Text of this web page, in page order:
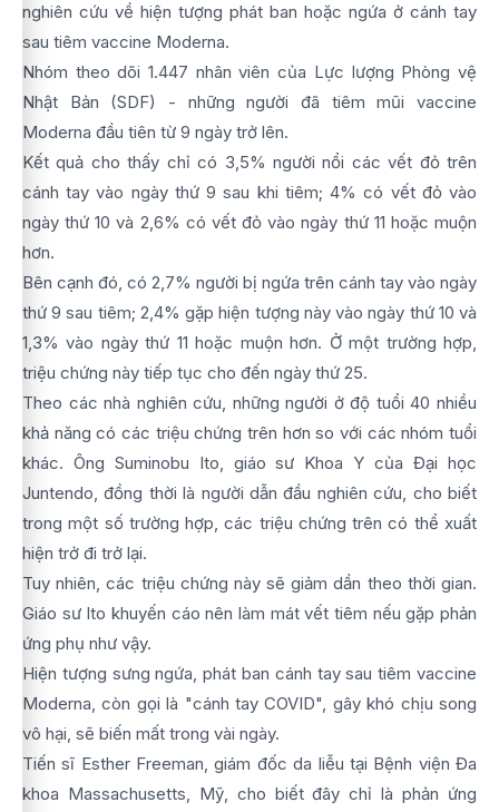
nghiên cứu về hiện tượng phát ban hoặc ngứa ở cánh tay
sau tiêm vaccine Moderna.
Nhóm theo dõi 1.447 nhân viên của Lực lượng Phòng vệ
Nhật Bản (SDF) - những người đã tiêm mũi vaccine
Moderna đầu tiên từ 9 ngày trở lên.
Kết quả cho thấy chỉ có 3,5% người nổi các vết đỏ trên
cánh tay vào ngày thứ 9 sau khi tiêm; 4% có vết đỏ vào
ngày thứ 10 và 2,6% có vết đỏ vào ngày thứ 11 hoặc muộn
hơn.
Bên cạnh đó, có 2,7% người bị ngứa trên cánh tay vào ngày
thứ 9 sau tiêm; 2,4% gặp hiện tượng này vào ngày thứ 10 và
1,3% vào ngày thứ 11 hoặc muộn hơn. Ở một trường hợp,
triệu chứng này tiếp tục cho đến ngày thứ 25.
Theo các nhà nghiên cứu, những người ở độ tuổi 40 nhiều
khả năng có các triệu chứng trên hơn so với các nhóm tuổi
khác. Ông Suminobu Ito, giáo sư Khoa Y của Đại học
Juntendo, đồng thời là người dẫn đầu nghiên cứu, cho biết
trong một số trường hợp, các triệu chứng trên có thể xuất
hiện trở đi trở lại.
Tuy nhiên, các triệu chứng này sẽ giảm dần theo thời gian.
Giáo sư Ito khuyến cáo nên làm mát vết tiêm nếu gặp phản
ứng phụ như vậy.
Hiện tượng sưng ngứa, phát ban cánh tay sau tiêm vaccine
Moderna, còn gọi là "cánh tay COVID", gây khó chịu song
vô hại, sẽ biến mất trong vài ngày.
Tiến sĩ Esther Freeman, giám đốc da liễu tại Bệnh viện Đa
khoa Massachusetts, Mỹ, cho biết đây chỉ là phản ứng